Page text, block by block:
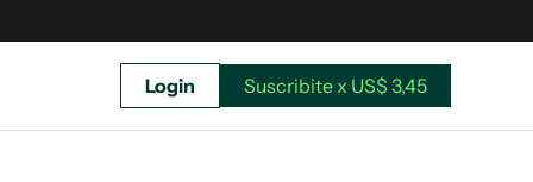
Login Suscribite x US$ 3,45